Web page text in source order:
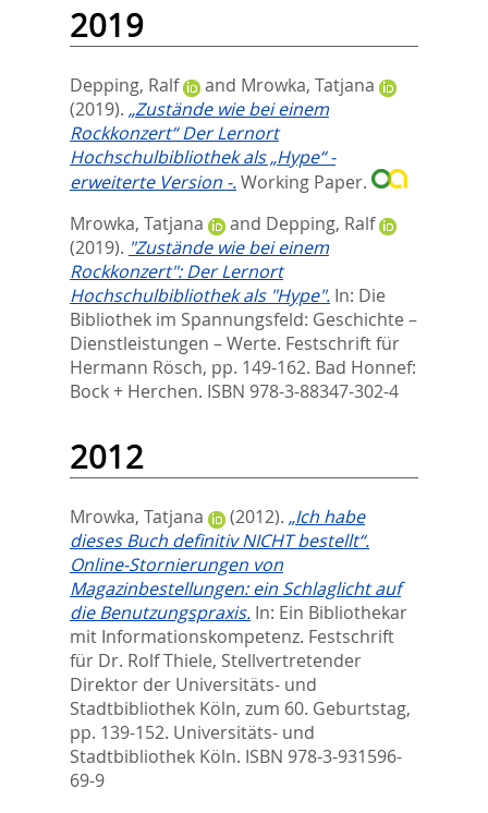
2019
Depping, Ralf and Mrowka, Tatjana
(2019). „Zustände wie bei einem
Rockkonzert“ Der Lernort
Hochschulbibliothek als „Hype“ -
erweiterte Version -.Working Paper.
Mrowka, Tatjana
and Depping, Ralf
(2019). "Zustände wie bei einem
Rockkonzert": Der Lernort
Hochschulbibliothek als "Hype". In: Die
Bibliothek im Spannungsfeld: Geschichte –
Dienstleistungen – Werte. Festschrift für
Hermann Rösch, pp. 149-162. Bad Honnef:
Bock + Herchen. ISBN 978-3-88347-302-4
2012
Mrowka, Tatjana (2012). „Ich habe
dieses Buch definitiv NICHT bestellt“.
Online-Stornierungen von
Magazinbestellungen: ein Schlaglicht auf
die Benutzungspraxis. In: Ein Bibliothekar
mit Informationskompetenz. Festschrift
für Dr. Rolf Thiele, Stellvertretender
Direktor der Universitäts- und
Stadtbibliothek Köln, zum 60. Geburtstag,
pp. 139-152. Universitäts- und
Stadtbibliothek Köln. ISBN 978-3-931596-
69-9